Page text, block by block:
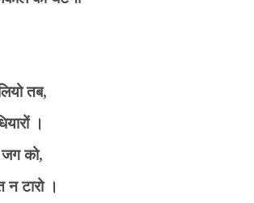
तब,
।
जग को,
टारो ।